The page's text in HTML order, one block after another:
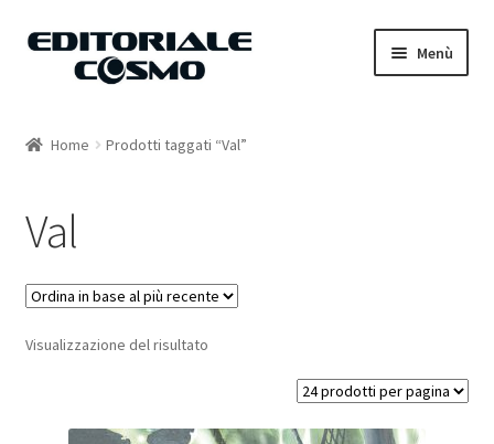
Vai
Vai
Menù
Carrello
Il mio account
Home Prodotti taggati “Val”
Val
Visualizzazione del risultato